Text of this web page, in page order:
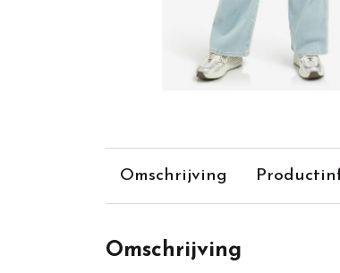
Omschrijving
Omschrijving